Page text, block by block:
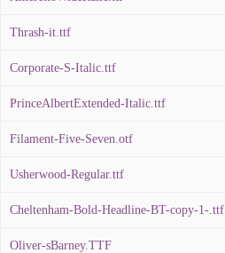
Thrash-it.ttf
Corporate-S-Italic.ttf
PrinceAlbertExtended-Italic.ttf
Filament-Five-Seven.otf
Usherwood-Regular.ttf
Cheltenham-Bold-Headline-BT-copy-1-.ttf
Oliver-sBarney.TTF